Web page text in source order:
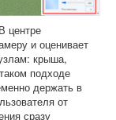
центре
и оценивает
крыша,
подходе
держать в
от
сразу